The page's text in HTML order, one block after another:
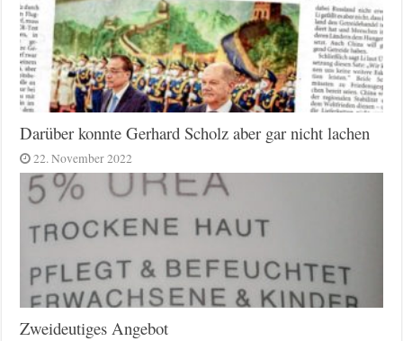
Darüber konnte Gerhard Scholz aber gar nicht lachen
22. November 2022
Zweideutiges Angebot